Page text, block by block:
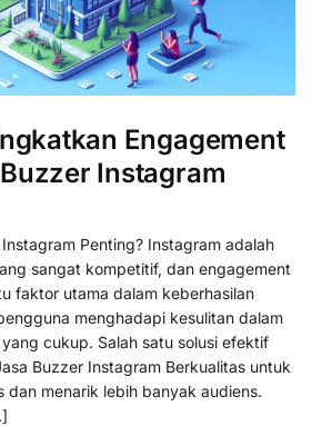
Engagement
Instagram
Penting? Instagram adalah
sangat kompetitif, dan engagement
faktor utama dalam keberhasilan
menghadapi kesulitan dalam
cukup. Salah satu solusi efektif
Buzzer Instagram Berkualitas untuk
dan menarik lebih banyak audiens.